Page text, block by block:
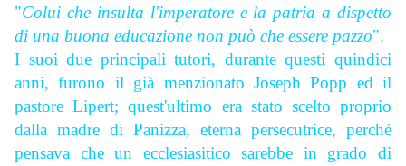
"Colui che insulta l'imperatore e la patria a dispetto
di una buona educazione non può che essere pazzo".
I suoi due principali tutori, durante questi quindici
anni, furono il già menzionato Joseph Popp ed il
pastore Lipert; quest'ultimo era stato scelto proprio
dalla madre di Panizza, eterna persecutrice, perché
pensava che un ecclesiasitico sarebbe in grado di